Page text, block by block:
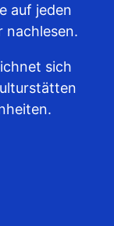
auf jeden
nachlesen.
sich